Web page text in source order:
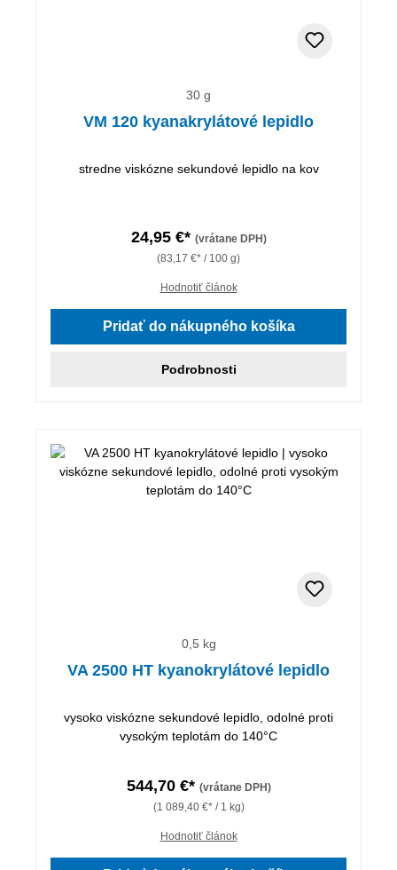
30 g
VM 120 kyanakrylátové lepidlo
stredne viskózne sekundové lepidlo na kov
24,95 €* (vrátane DPH)
(83,17 €* / 100 g)
Hodnotiť článok
Pridať do nákupného košíka
Podrobnosti
0,5 kg
VA 2500 HT kyanokrylátové lepidlo
vysoko viskózne sekundové lepidlo, odolné proti
vysokým teplotám do 140°C
544,70 €* (vrátane DPH)
(1 089,40 €* / 1 kg)
Hodnotiť článok